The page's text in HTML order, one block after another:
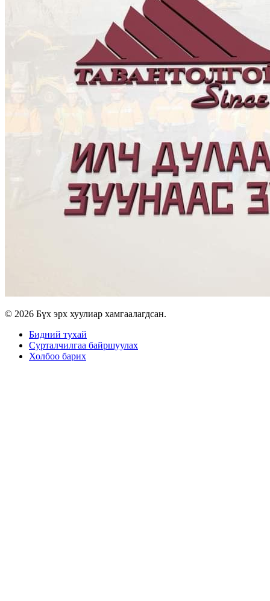
© 2026 Бүх эрх хуулиар хамгаалагдсан.
Бидний тухай
Сурталчилгаа байршуулах
Холбоо барих